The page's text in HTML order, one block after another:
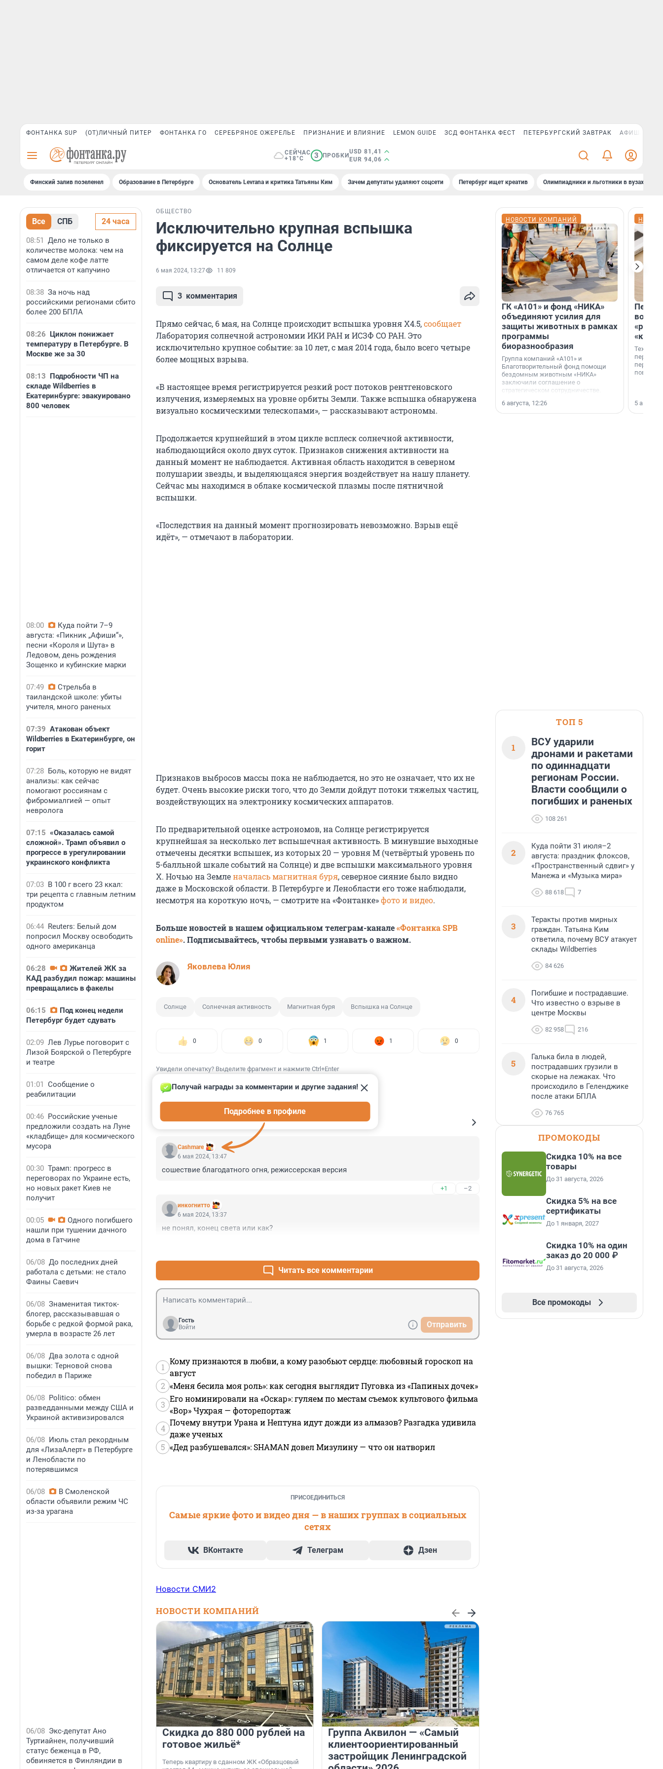
ФОНТАНКА SUP (ОТ)ЛИЧНЫЙ ПИТЕР ФОНТАНКА ГО СЕРЕБРЯНОЕ ОЖЕРЕЛЬЕ ПРИЗНАНИЕ И ВЛИЯНИЕ LEMON GUIDE ЗСД ФОНТАНКА ФЕСТ ПЕТЕРБУРГСКИЙ ЗАВТРАК АФИША PLUS
СЕЙЧАС
+18°C
3 ПРОБКИ
USD 81,41
EUR 94,06
Финский залив позеленел Образование в Петербурге Основатель Levrana и критика Татьяны Ким Зачем депутаты удаляют соцсети Петербург ищет креатив Олимпиадники и льготники в вузах СПб
Все СПБ 24 часа
08:51 Дело не только в
количестве молока: чем на
самом деле кофе латте
отличается от капучино
08:38 За ночь над
российскими регионами сбито
более 200 БПЛА
08:26 Циклон понижает
температуру в Петербурге. В
Москве же за 30
08:13 Подробности ЧП на
складе Wildberries в
Екатеринбурге: эвакуировано
800 человек
08:00
Куда пойти 7–9
августа: «Пикник „Афиши“»,
песни «Короля и Шута» в
Ледовом, день рождения
Зощенко и кубинские марки
07:49
Стрельба в
таиландской школе: убиты
учителя, много раненых
07:39 Атакован объект
Wildberries в Екатеринбурге, он
горит
07:28 Боль, которую не видят
анализы: как сейчас
помогают россиянам с
фибромиалгией — опыт
невролога
07:15 «Оказалась самой
сложной». Трамп объявил о
прогрессе в урегулировании
украинского конфликта
07:03 В 100 г всего 23 ккал:
три рецепта с главным летним
продуктом
06:44 Reuters: Белый дом
попросил Москву освободить
одного американца
06:28
Жителей ЖК за
КАД разбудил пожар: машины
превращались в факелы
06:15
Под конец недели
Петербург будет сдувать
02:09 Лев Лурье поговорит с
Лизой Боярской о Петербурге
и театре
01:01 Сообщение о
реабилитации
00:46 Российские ученые
предложили создать на Луне
«кладбище» для космического
мусора
00:30 Трамп: прогресс в
переговорах по Украине есть,
но новых ракет Киев не
получит
00:05
Одного погибшего
нашли при тушении дачного
дома в Гатчине
06/08 До последних дней
работала с детьми: не стало
Фаины Саевич
06/08 Знаменитая тикток-
блогер, рассказывавшая о
борьбе с редкой формой рака,
умерла в возрасте 26 лет
06/08 Два золота с одной
вышки: Терновой снова
победил в Париже
06/08 Politico: обмен
разведданными между США и
Украиной активизировался
06/08 Июль стал рекордным
для «ЛизаАлерт» в Петербурге
и Ленобласти по
потерявшимся
06/08
В Смоленской
области объявили режим ЧС
из-за урагана
06/08 Экс-депутат Ано
Туртиайнен, получивший
статус беженца в РФ,
обвиняется в Финляндии в
ОБЩЕСТВО
Исключительно крупная вспышка
фиксируется на Солнце
6 мая 2024, 13:27 11 809
3 комментария
Прямо сейчас, 6 мая, на Солнце происходит вспышка уровня X4.5,сообщает
Лаборатория солнечной астрономии ИКИ РАН и ИСЗФ СО РАН. Это
исключительно крупное событие: за 10 лет, с мая 2014 года, было всего четыре
более мощных взрыва.
«В настоящее время регистрируется резкий рост потоков рентгеновского
излучения, измеряемых на уровне орбиты Земли. Также вспышка обнаружена
визуально космическими телескопами», — рассказывают астрономы.
Продолжается крупнейший в этом цикле всплеск солнечной активности,
наблюдающийся около двух суток. Признаков снижения активности на
данный момент не наблюдается. Активная область находится в северном
полушарии звезды, и выделяющаяся энергия воздействует на нашу планету.
Сейчас мы находимся в облаке космической плазмы после пятничной
вспышки.
«Последствия на данный момент прогнозировать невозможно. Взрыв ещё
идёт», — отмечают в лаборатории.
Признаков выбросов массы пока не наблюдается, но это не означает, что их не
будет. Очень высокие риски того, что до Земли дойдут потоки тяжелых частиц,
воздействующих на электронику космических аппаратов.
По предварительной оценке астрономов, на Солнце регистрируется
крупнейшая за несколько лет вспышечная активность. В минувшие выходные
отмечены десятки вспышек, из которых 20 — уровня M (четвёртый уровень по
5-балльной шкале событий на Солнце) и две вспышки максимального уровня
Х. Ночью на Земленачалась магнитная буря, северное сияние было видно
даже в Московской области. В Петербурге и Ленобласти его тоже наблюдали,
несмотря на короткую ночь, — смотрите на «Фонтанке»фото и видео.
Больше новостей в нашем официальном телеграм-канале«Фонтанка SPB
online». Подписывайтесь, чтобы первыми узнавать о важном.
Яковлева Юлия
Солнце Солнечная активность Магнитная буря Вспышка на Солнце
0 0 1 1 0
Увидели опечатку? Выделите фрагмент и нажмите Ctrl+Enter
КОММЕНТАРИИ 3
Cashmare
Получай награды за комментарии и другие задания!
Подробнее в профиле
6 мая 2024, 13:47
сошествие благодатного огня, режиссерская версия
+1 –2
инкогнитто
6 мая 2024, 13:37
не понял, конец света или как?
Читать все комментарии
Гость
Войти
Отправить
1
Кому признаются в любви, а кому разобьют сердце: любовный гороскоп на
август
2 «Меня бесила моя роль»: как сегодня выглядит Пуговка из «Папиных дочек»
3
Его номинировали на «Оскар»: гуляем по местам съемок культового фильма
«Вор» Чухрая — фоторепортаж
4
Почему внутри Урана и Нептуна идут дожди из алмазов? Разгадка удивила
даже ученых
5 «Дед разбушевался»: SHAMAN довел Мизулину — что он натворил
ПРИСОЕДИНИТЬСЯ
Самые яркие фото и видео дня — в наших группах в социальных
сетях
ВКонтакте Телеграм Дзен
Новости СМИ2
НОВОСТИ КОМПАНИЙ
Скидка до 880 000 рублей на
готовое жильё*
Теперь квартиру в сданном ЖК «Образцовый
Группа Аквилон — «Самый
клиентоориентированный
застройщик Ленинградской
НОВОСТИ КОМПАНИЙ
ГК «А101» и фонд «НИКА»
объединяют усилия для
защиты животных в рамках
программы
биоразнообразия
Группа компаний «А101» и
Благотворительный фонд помощи
бездомным животным «НИКА»
заключили соглашение о
стратегическом сотрудничестве.
6 августа, 12:26
5
ТОП 5
1
ВСУ ударили
дронами и ракетами
по одиннадцати
регионам России.
Власти сообщили о
погибших и раненых
108 261
2
Куда пойти 31 июля–2
августа: праздник флоксов,
«Пространственный сдвиг» у
Манежа и «Музыка мира»
88 618 7
3
Теракты против мирных
граждан. Татьяна Ким
ответила, почему ВСУ атакует
склады Wildberries
84 626
4
Погибшие и пострадавшие.
Что известно о взрыве в
центре Москвы
82 958 216
5
Галька била в людей,
пострадавших грузили в
скорые на лежаках. Что
происходило в Геленджике
после атаки БПЛА
76 765
ПРОМОКОДЫ
Скидка 10% на все
товары
До 31 августа, 2026
Скидка 5% на все
сертификаты
До 1 января, 2027
Скидка 10% на один
заказ до 20 000 ₽
До 31 августа, 2026
Все промокоды